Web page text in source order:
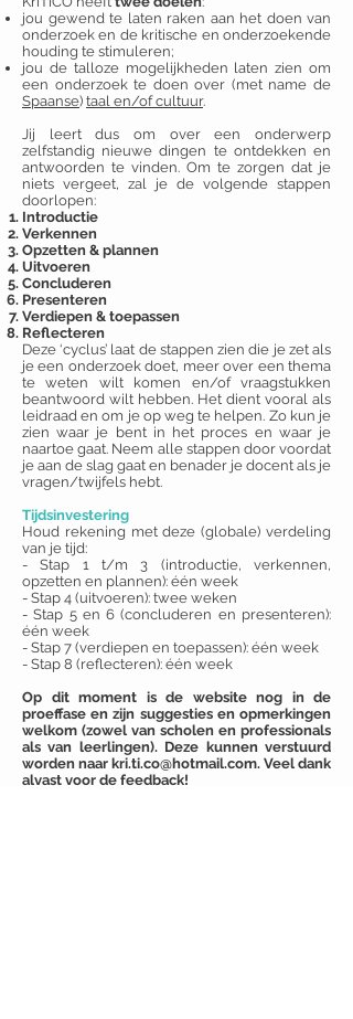
jou gewend te laten raken aan het doen van
onderzoek en de kritische en onderzoekende
houding te stimuleren;
jou de talloze mogelijkheden laten zien om
een onderzoek te doen over (met name de
Spaanse) taal en/of cultuur.
Jij leert dus om over een onderwerp
zelfstandig nieuwe dingen te ontdekken en
antwoorden te vinden. Om te zorgen dat je
niets vergeet, zal je de volgende stappen
doorlopen:
Introductie
Verkennen
Opzetten & plannen
Uitvoeren
Concluderen
Presenteren
Verdiepen & toepassen
Reflecteren
Deze ‘cyclus’ laat de stappen zien die je zet als
je een onderzoek doet, meer over een thema
te weten wilt komen en/of vraagstukken
beantwoord wilt hebben. Het dient vooral als
leidraad en om je op weg te helpen. Zo kun je
zien waar je bent in het proces en waar je
naartoe gaat. Neem alle stappen door voordat
je aan de slag gaat en benader je docent als je
vragen/twijfels hebt.
Tijdsinvestering
Houd rekening met deze (globale) verdeling
van je tijd:
- Stap 1 t/m 3 (introductie, verkennen,
opzetten en plannen): één week
- Stap 4 (uitvoeren): twee weken
- Stap 5 en 6 (concluderen en presenteren):
één week
- Stap 7 (verdiepen en toepassen): één week
- Stap 8 (reflecteren): één week
Op dit moment is de website nog in de
proeffase en zijn suggesties en opmerkingen
welkom (zowel van scholen en professionals
als van leerlingen). Deze kunnen verstuurd
worden naar kri.ti.co@hotmail.com. Veel dank
alvast voor de feedback!